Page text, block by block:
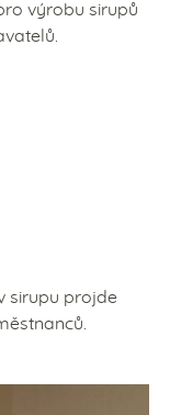
výrobu sirupů
sirupu projde